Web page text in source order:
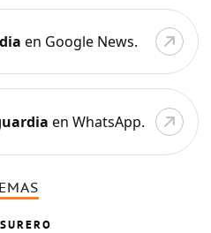
en Google News.
en WhatsApp.